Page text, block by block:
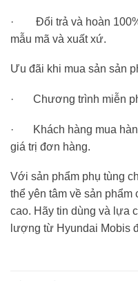
· Đổi trả và hoàn 100%
mẫu mã và xuất xứ.
Ưu đãi khi mua sản sản
· Chương trình miễn
· Khách hàng mua
giá trị đơn hàng.
Với sản phẩm phụ tùng
thể yên tâm về sản
cao. Hãy tin dùng và lựa
lượng từ Hyundai Mobis